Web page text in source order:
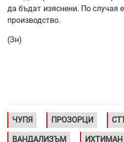
да бъдат изяснени. По случая
производство.
(Зн)
ЧУПЯ ПРОЗОРЦИ
ВАНДАЛИЗЪМ ИХТИМАН